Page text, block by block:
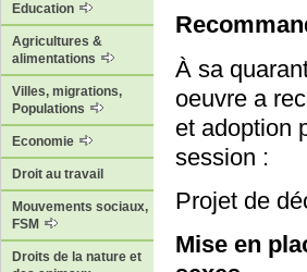
Education
Agricultures &
alimentations
Villes, migrations,
Populations
Economie
Droit au travail
Mouvements sociaux,
FSM
Droits de la nature et
À sa
oeuvre a
et adoption
session :
Projet de
Mise en